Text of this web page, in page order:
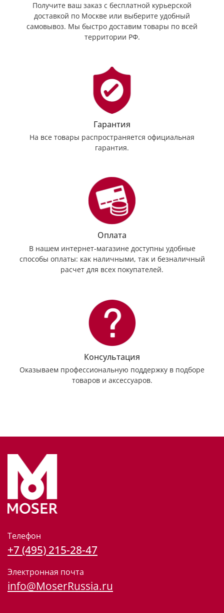
Получите ваш заказ с бесплатной курьерской
доставкой по Москве или выберите удобный
самовывоз. Мы быстро доставим товары по всей
территории РФ.
Гарантия
На все товары распространяется официальная
гарантия.
Оплата
В нашем интернет-магазине доступны удобные
способы оплаты: как наличными, так и безналичный
расчет для всех покупателей.
Консультация
Оказываем профессиональную поддержку в подборе
товаров и аксессуаров.
Телефон
+7 (495) 215-28-47
Электронная почта
info@MoserRussia.ru